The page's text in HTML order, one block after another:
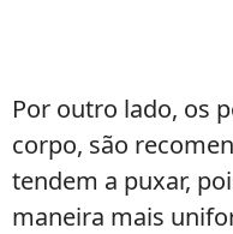
Por outro lado, os
corpo, são
tendem a puxar,
maneira mais